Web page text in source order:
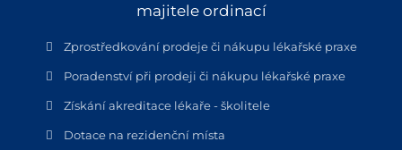
majitele ordinací
Zprostředkování prodeje či nákupu lékařské praxe
Poradenství při prodeji či nákupu lékařské praxe
Získání akreditace lékaře - školitele
Dotace na rezidenční místa